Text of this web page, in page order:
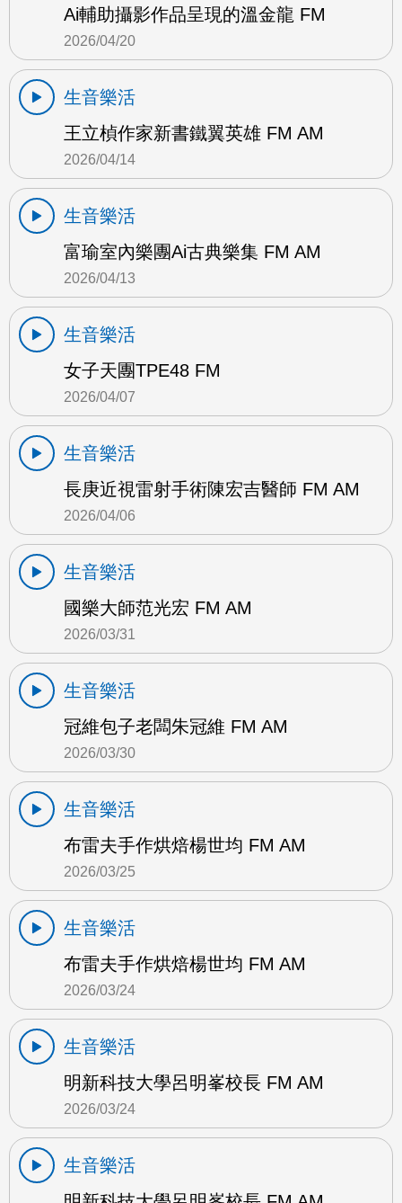
Ai輔助攝影作品呈現的溫金龍 FM
2026/04/20
生音樂活
王立楨作家新書鐵翼英雄 FM AM
2026/04/14
生音樂活
富瑜室內樂團Ai古典樂集 FM AM
2026/04/13
生音樂活
女子天團TPE48 FM
2026/04/07
生音樂活
長庚近視雷射手術陳宏吉醫師 FM AM
2026/04/06
生音樂活
國樂大師范光宏 FM AM
2026/03/31
生音樂活
冠維包子老闆朱冠維 FM AM
2026/03/30
生音樂活
布雷夫手作烘焙楊世均 FM AM
2026/03/25
生音樂活
布雷夫手作烘焙楊世均 FM AM
2026/03/24
生音樂活
明新科技大學呂明峯校長 FM AM
2026/03/24
生音樂活